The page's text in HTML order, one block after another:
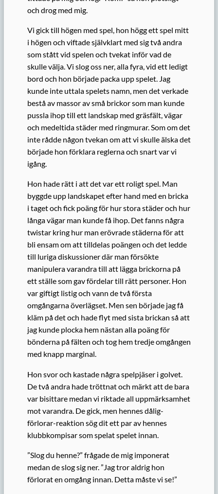
och drog med mig.
Vi gick till högen med spel, hon högg ett spel mitt
i högen och viftade självklart med sig två andra
som stått vid spelen och tvekat inför vad de
skulle välja. Vi slog oss ner, alla fyra, vid ett ledigt
bord och hon började packa upp spelet. Jag
kunde inte uttala spelets namn, men det verkade
bestå av massor av små brickor som man kunde
pussla ihop till ett landskap med gräsfält, vägar
och medeltida städer med ringmurar. Som om det
inte rådde någon tvekan om att vi skulle älska det
började hon förklara reglerna och snart var vi
igång.
Hon hade rätt i att det var ett roligt spel. Man
byggde upp landskapet efter hand med en bricka
i taget och fick poäng för hur stora städer och hur
långa vägar man kunde få ihop. Det fanns några
twistar kring hur man erövrade städerna för att
bli ensam om att tilldelas poängen och det ledde
till luriga diskussioner där man försökte
manipulera varandra till att lägga brickorna på
ett ställe som gav fördelar till rätt personer. Hon
var giftigt listig och vann de två första
omgångarna överlägset. Men sen började jag få
kläm på det och hade flyt med sista brickan så att
jag kunde plocka hem nästan alla poäng för
bönderna på fälten och tog hem tredje omgången
med knapp marginal.
Hon svor och kastade några spelpjäser i golvet.
De två andra hade tröttnat och märkt att de bara
var bisittare medan vi riktade all uppmärksamhet
mot varandra. De gick, men hennes dålig-
förlorar-reaktion sög dit ett par av hennes
klubbkompisar som spelat spelet innan.
”Slog du henne?” frågade de mig imponerat
medan de slog sig ner. ”Jag tror aldrig hon
förlorat en omgång innan. Detta måste vi se!”